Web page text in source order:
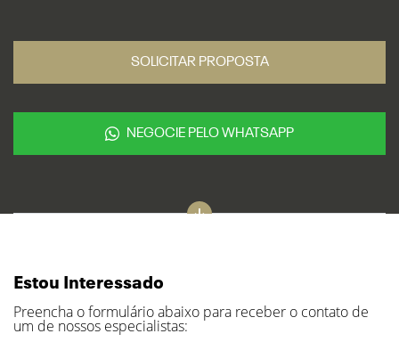
SOLICITAR PROPOSTA
NEGOCIE PELO WHATSAPP
Estou Interessado
Preencha o formulário abaixo para receber o contato de
um de nossos especialistas: